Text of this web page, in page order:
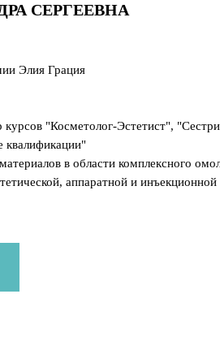
СЕРГЕЕВНА
Элия Грация
"Косметолог-Эстетист",
квалификации"
в области комплексного
аппаратной и инъекционной